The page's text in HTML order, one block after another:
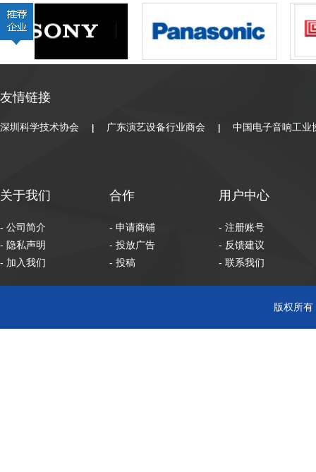
友情链接
深圳科学技术协会 广东演艺设备行业商会 中国电子音响工业
关于我们
- 公司简介
- 隐私声明
- 加入我们
合作
- 申请商铺
- 投放广告
- 投稿
用户中心
- 注册账号
- 反馈建议
- 联系我们
版权所